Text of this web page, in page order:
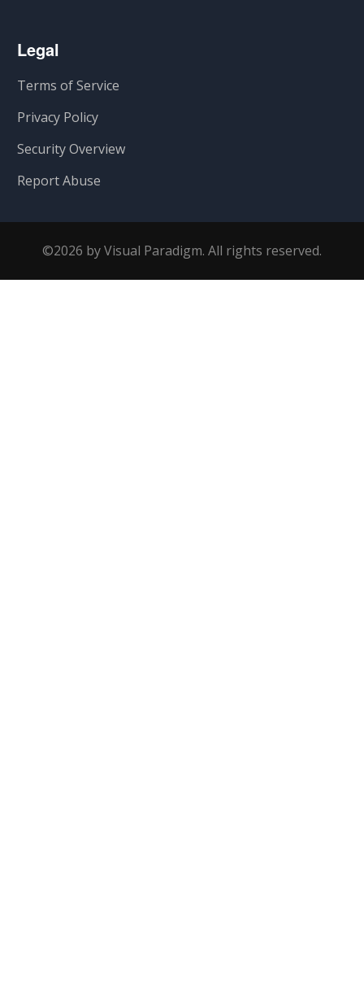
Legal
Terms of Service
Privacy Policy
Security Overview
Report Abuse
©2026 by Visual Paradigm. All rights reserved.